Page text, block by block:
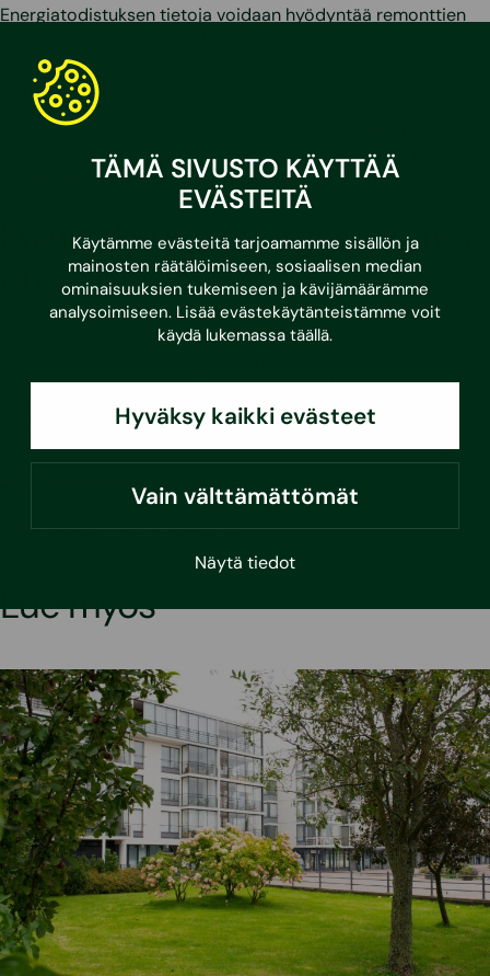
TÄMÄ SIVUSTO KÄYTTÄÄ
EVÄSTEITÄ
Käytämme evästeitä tarjoamamme sisällön ja
mainosten räätälöimiseen, sosiaalisen median
ominaisuuksien tukemiseen ja kävijämäärämme
analysoimiseen. Lisää evästekäytänteistämme voit
käydä lukemassa täällä.
Hyväksy kaikki evästeet
Vain välttämättömät
Näytä tiedot
Energiatodistuksen tietoja voidaan hyödyntää remonttien
Esimerkiksi jos rakennus on sähkölämmitteinen ja
eristystasoltaan heikompi, asiantuntija voi ehdottaa
energiatodistuksessa ilmalämpöpumpun asennusta tai
lisäeristystä. Öljylämmityksen osalta voidaan suositella taas
vaihtoa maalämpöön.
Kuinka kauan energiatodistus
on voimassa?
Energiatodistus on voimassa 10 vuotta. Mikäli rakennuksen
laatimishetken jälkeen, todistuksen päivittämistäkin voidaan
ehdottomasti suositella aiemmin.
Liittyvät palvelut
Asuntokaupan kuntotarkastus
Lue myös